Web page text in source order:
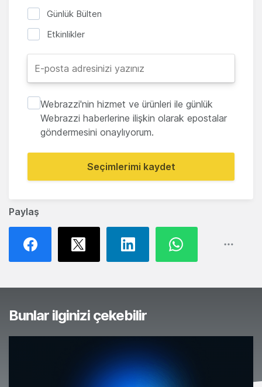
Paylaş
Günlük Bülten
Etkinlikler
Webrazzi'nin hizmet ve ürünleri ile günlük
Webrazzi haberlerine ilişkin olarak epostalar
göndermesini onaylıyorum.
Seçimlerimi kaydet
Bunlar ilginizi çekebilir